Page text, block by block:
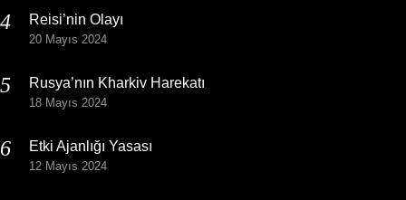
Reisi’nin Olayı
20 Mayıs 2024
Rusya’nın Kharkiv Harekatı
18 Mayıs 2024
Etki Ajanlığı Yasası
12 Mayıs 2024